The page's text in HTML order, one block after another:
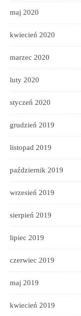
maj 2020
kwiecień 2020
marzec 2020
luty 2020
styczeń 2020
grudzień 2019
listopad 2019
październik 2019
wrzesień 2019
sierpień 2019
lipiec 2019
czerwiec 2019
maj 2019
kwiecień 2019